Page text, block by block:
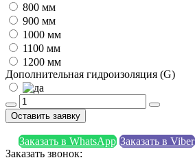
800 мм
900 мм
1000 мм
1100 мм
1200 мм
Дополнительная гидроизоляция (G)
Оставить заявку
Заказать в WhatsApp Заказать в Viber
Заказать звонок: